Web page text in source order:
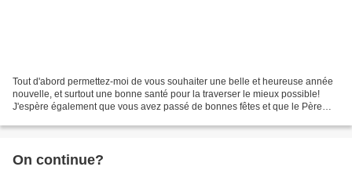
Tout d'abord permettez-moi de vous souhaiter une belle et heureuse année
nouvelle, et surtout une bonne santé pour la traverser le mieux possible!
J'espère également que vous avez passé de bonnes fêtes et que le Père
On continue?